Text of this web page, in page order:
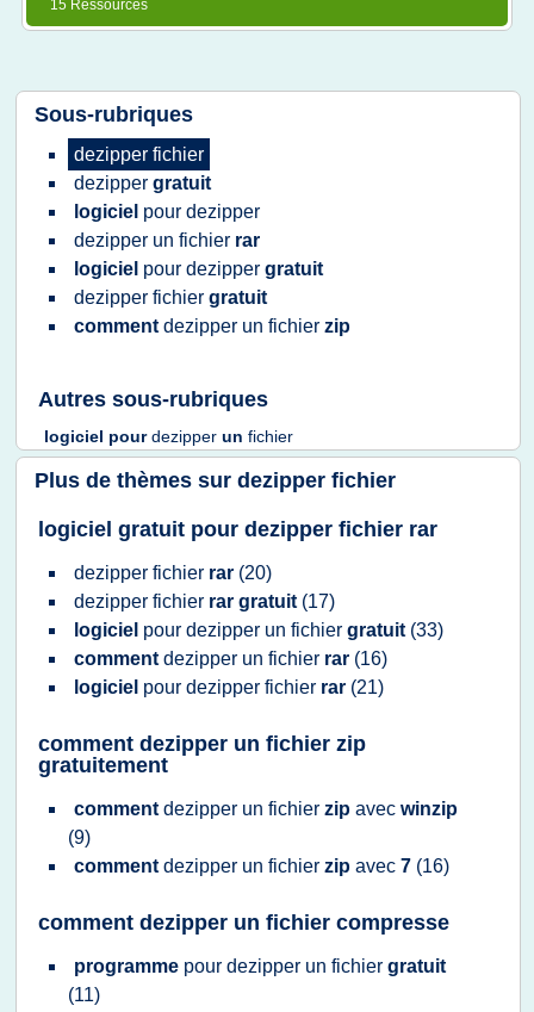
15 Ressources
Sous-rubriques
dezipper fichier
dezipper gratuit
logiciel pour dezipper
dezipper un fichier rar
logiciel pour dezipper gratuit
dezipper fichier gratuit
comment dezipper un fichier zip
Autres sous-rubriques
logiciel pourdezipper un fichier
Plus de thèmes sur dezipper fichier
logiciel gratuit pour dezipper fichier rar
dezipper fichier rar (20)
dezipper fichier rar gratuit (17)
logiciel pour dezipper un fichier gratuit (33)
comment dezipper un fichier rar (16)
logiciel pour dezipper fichier rar (21)
comment dezipper un fichier zip
gratuitement
comment dezipper un fichier zip avec winzip
(9)
comment dezipper un fichier zip avec 7 (16)
comment dezipper un fichier compresse
programme pour dezipper un fichier gratuit
(11)